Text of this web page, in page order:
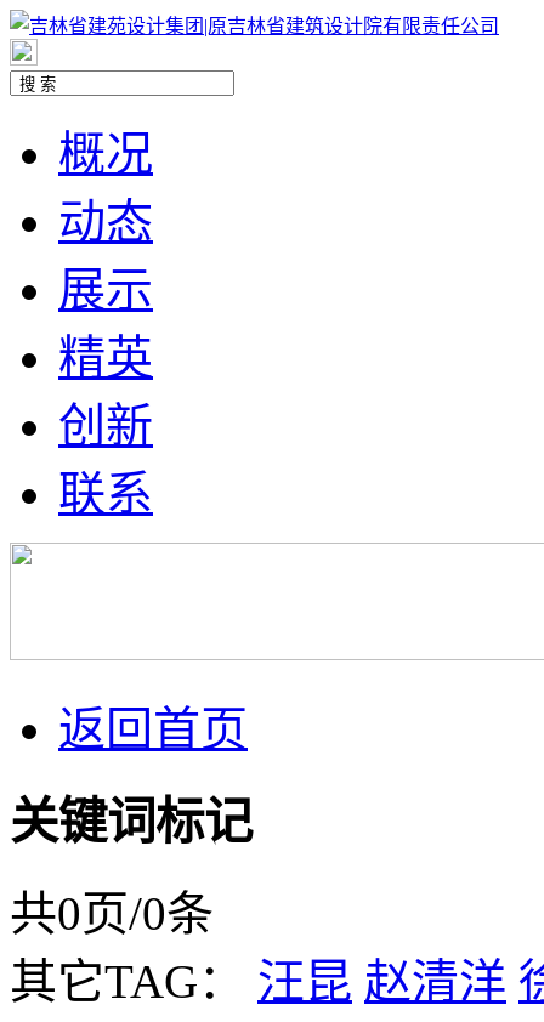
概况
动态
展示
精英
创新
联系
返回首页
关键词标记
共0页/0条
其它TAG： 汪昆 赵清洋